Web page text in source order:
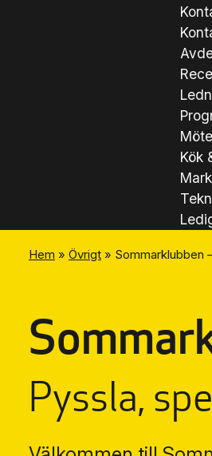
Kök
Hem » Övrigt » Sommarklubben
Pyssla,